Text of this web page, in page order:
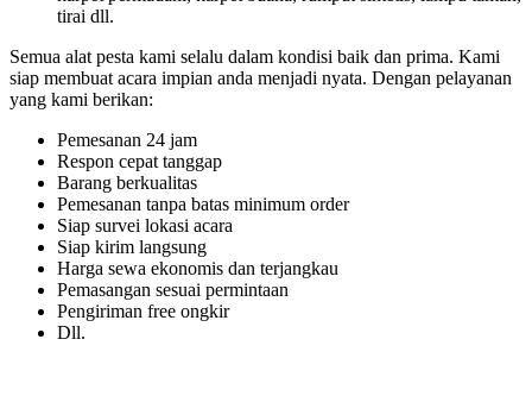
tirai dll.
Semua alat pesta kami selalu dalam kondisi baik dan prima. Kami
siap membuat acara impian anda menjadi nyata. Dengan pelayanan
yang kami berikan:
Pemesanan 24 jam
Respon cepat tanggap
Barang berkualitas
Pemesanan tanpa batas minimum order
Siap survei lokasi acara
Siap kirim langsung
Harga sewa ekonomis dan terjangkau
Pemasangan sesuai permintaan
Pengiriman free ongkir
Dll.